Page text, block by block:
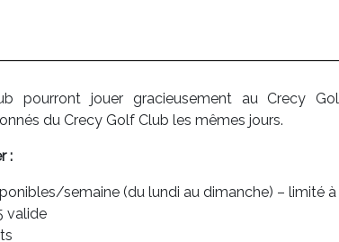
pourront jouer gracieusement au Crecy
du Crecy Golf Club les mêmes jours.
:
semaine (du lundi au dimanche) – limité
valide